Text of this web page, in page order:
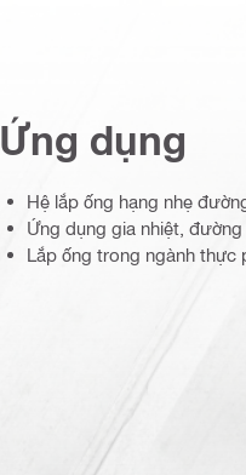
Ứng dụng
Hệ lắp ống hạng nhẹ
Ứng dụng gia nhiệt,
Lắp ống trong ngành thực